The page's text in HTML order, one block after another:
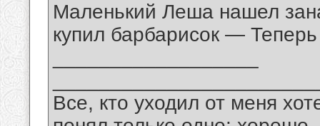
Маленький Леша нашел
купил барбарисок —
Все, кто уходил от меня